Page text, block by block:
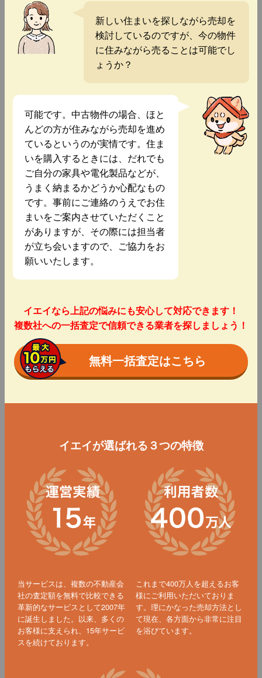
新しい住まいを探しながら売却を
検討しているのですが、今の物件
に住みながら売ることは可能でし
ょうか？
可能です。中古物件の場合、ほと
んどの方が住みながら売却を進め
ているというのが実情です。住ま
いを購入するときには、だれでも
ご自分の家具や電化製品などが、
うまく納まるかどうか心配なもの
です。事前にご連絡のうえでお住
まいをご案内させていただくこと
がありますが、その際には担当者
が立ち会いますので、ご協力をお
願いいたします。
イエイなら上記の悩みにも安心して対応できます！
複数社への一括査定で信頼できる業者を探しましょう！
無料一括査定はこちら
イエイが選ばれる３つの特徴
当サービスは、複数の不動産会
社の査定額を無料で比較できる
革新的なサービスとして2007年
に誕生しました。以来、多くの
お客様に支えられ、15年サービ
スを続けております。
これまで400万人を超えるお客
様にご利用いただいておりま
す。理にかなった売却方法とし
て現在、各方面から非常に注目
を浴びています。